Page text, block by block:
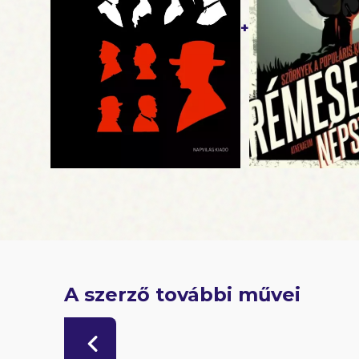
+
A szerző további művei